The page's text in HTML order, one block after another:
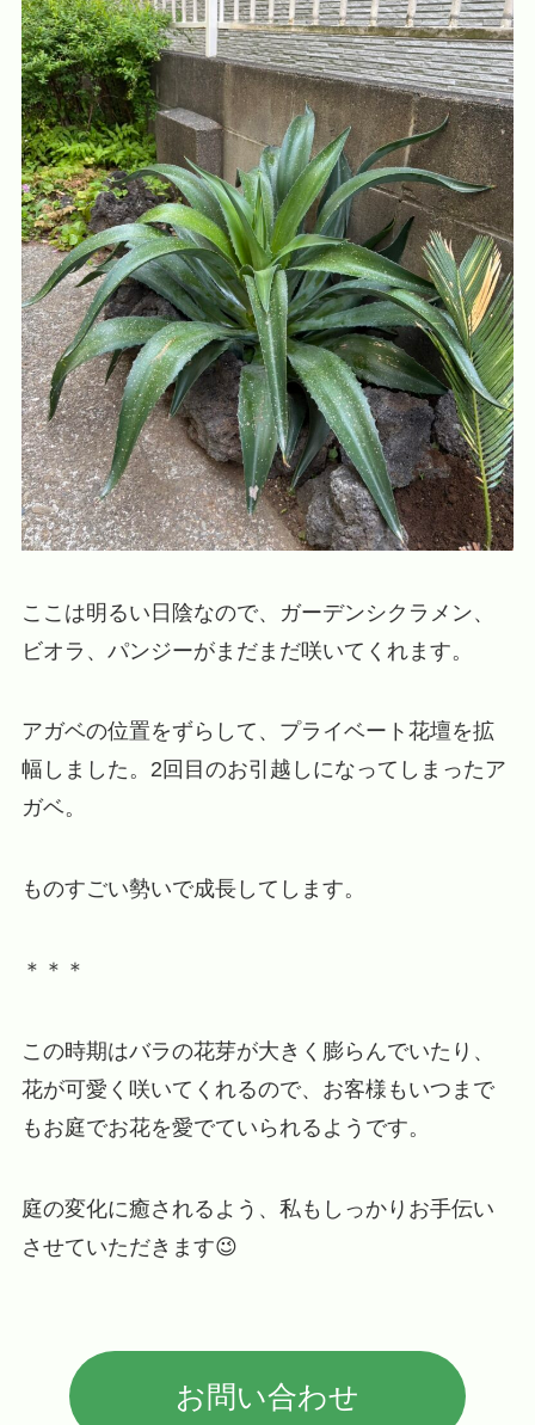
ここは明るい日陰なので、ガーデンシクラメン、
ビオラ、パンジーがまだまだ咲いてくれます。
アガベの位置をずらして、プライベート花壇を拡
幅しました。2回目のお引越しになってしまったア
ガベ。
ものすごい勢いで成長してします。
＊＊＊
この時期はバラの花芽が大きく膨らんでいたり、
花が可愛く咲いてくれるので、お客様もいつまで
もお庭でお花を愛でていられるようです。
庭の変化に癒されるよう、私もしっかりお手伝い
させていただきます😉
お問い合わせ